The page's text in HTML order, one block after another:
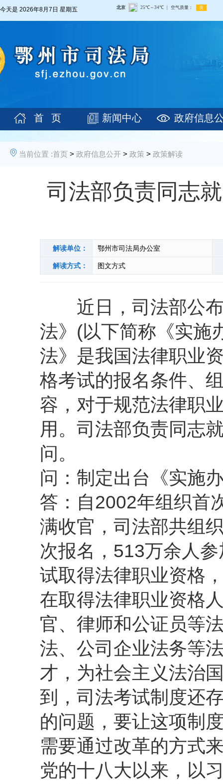
今天是 2026年8月7日 星期五
首 页 新闻中心 政府信息
当前位置 :首页 > 政府信息公开 > 政策 > 政策解读
司法部负责同志
解读单位： 鄂州市司法局办公室
解读方式： 图文方式
近日，司法部公布
法》(以下简称《实施
法》是我国法律职业
格考试的报名条件、
容，对于规范法律职
用。司法部负责同志
问。
问：制定出台《实施
答：自2002年组织首
满收官，司法部共组
次报名，513万余人
试取得法律职业资格
在取得法律职业资格
官、律师和公证员等
法、公司企业法务等
才，为社会主义法治
到，司法考试制度还
的问题，要让这项制
需要通过改革的方式
党的十八大以来，以